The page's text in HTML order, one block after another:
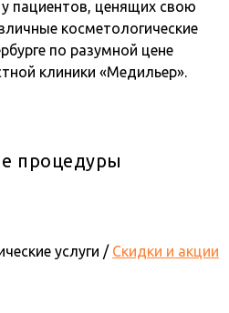
пациентов, ценящих свою
косметологические
по разумной цене
клиники «Медильер».
процедуры
услуги / Скидки и акции